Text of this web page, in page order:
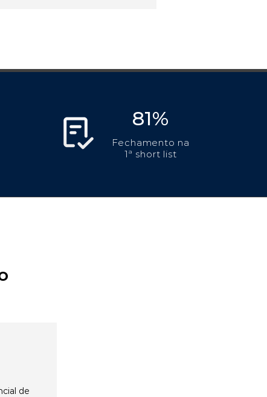
81%
Fechamento na
1ª short list
de